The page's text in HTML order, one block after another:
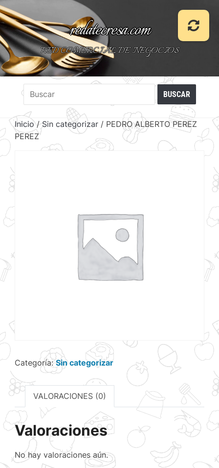
redatecresa.com
RED COMERCIAL DE NEGOCIOS
Inicio/Sin categorizar / PEDRO ALBERTO PEREZ
PEREZ
Categoría:Sin categorizar
VALORACIONES (0)
Valoraciones
No hay valoraciones aún.